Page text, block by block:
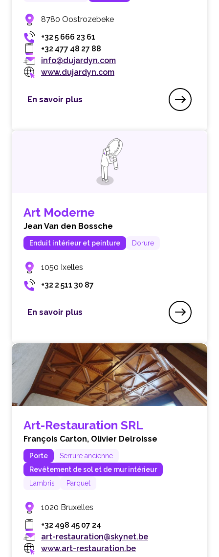
8780 Oostrozebeke
+32 5 666 23 61
+32 477 48 27 88
info@dujardyn.com
www.dujardyn.com
En savoir plus
Art Concept
Art Moderne
Jean Van den Bossche
Enduit intérieur et peinture Dorure
1050 Ixelles
+32 2 511 30 87
En savoir plus
Art Moderne
Art-Restauration SRL
François Carton, Olivier Delroisse
Porte
Serrure ancienne
Revêtement de sol et de mur intérieur
Lambris
Parquet
1020 Bruxelles
+32 498 45 07 24
art-restauration@skynet.be
www.art-restauration.be